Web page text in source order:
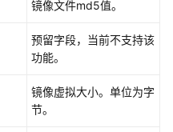
镜像文件md5值。
预留字段，当前不支持该
功能。
镜像虚拟大小。单位为字
节。